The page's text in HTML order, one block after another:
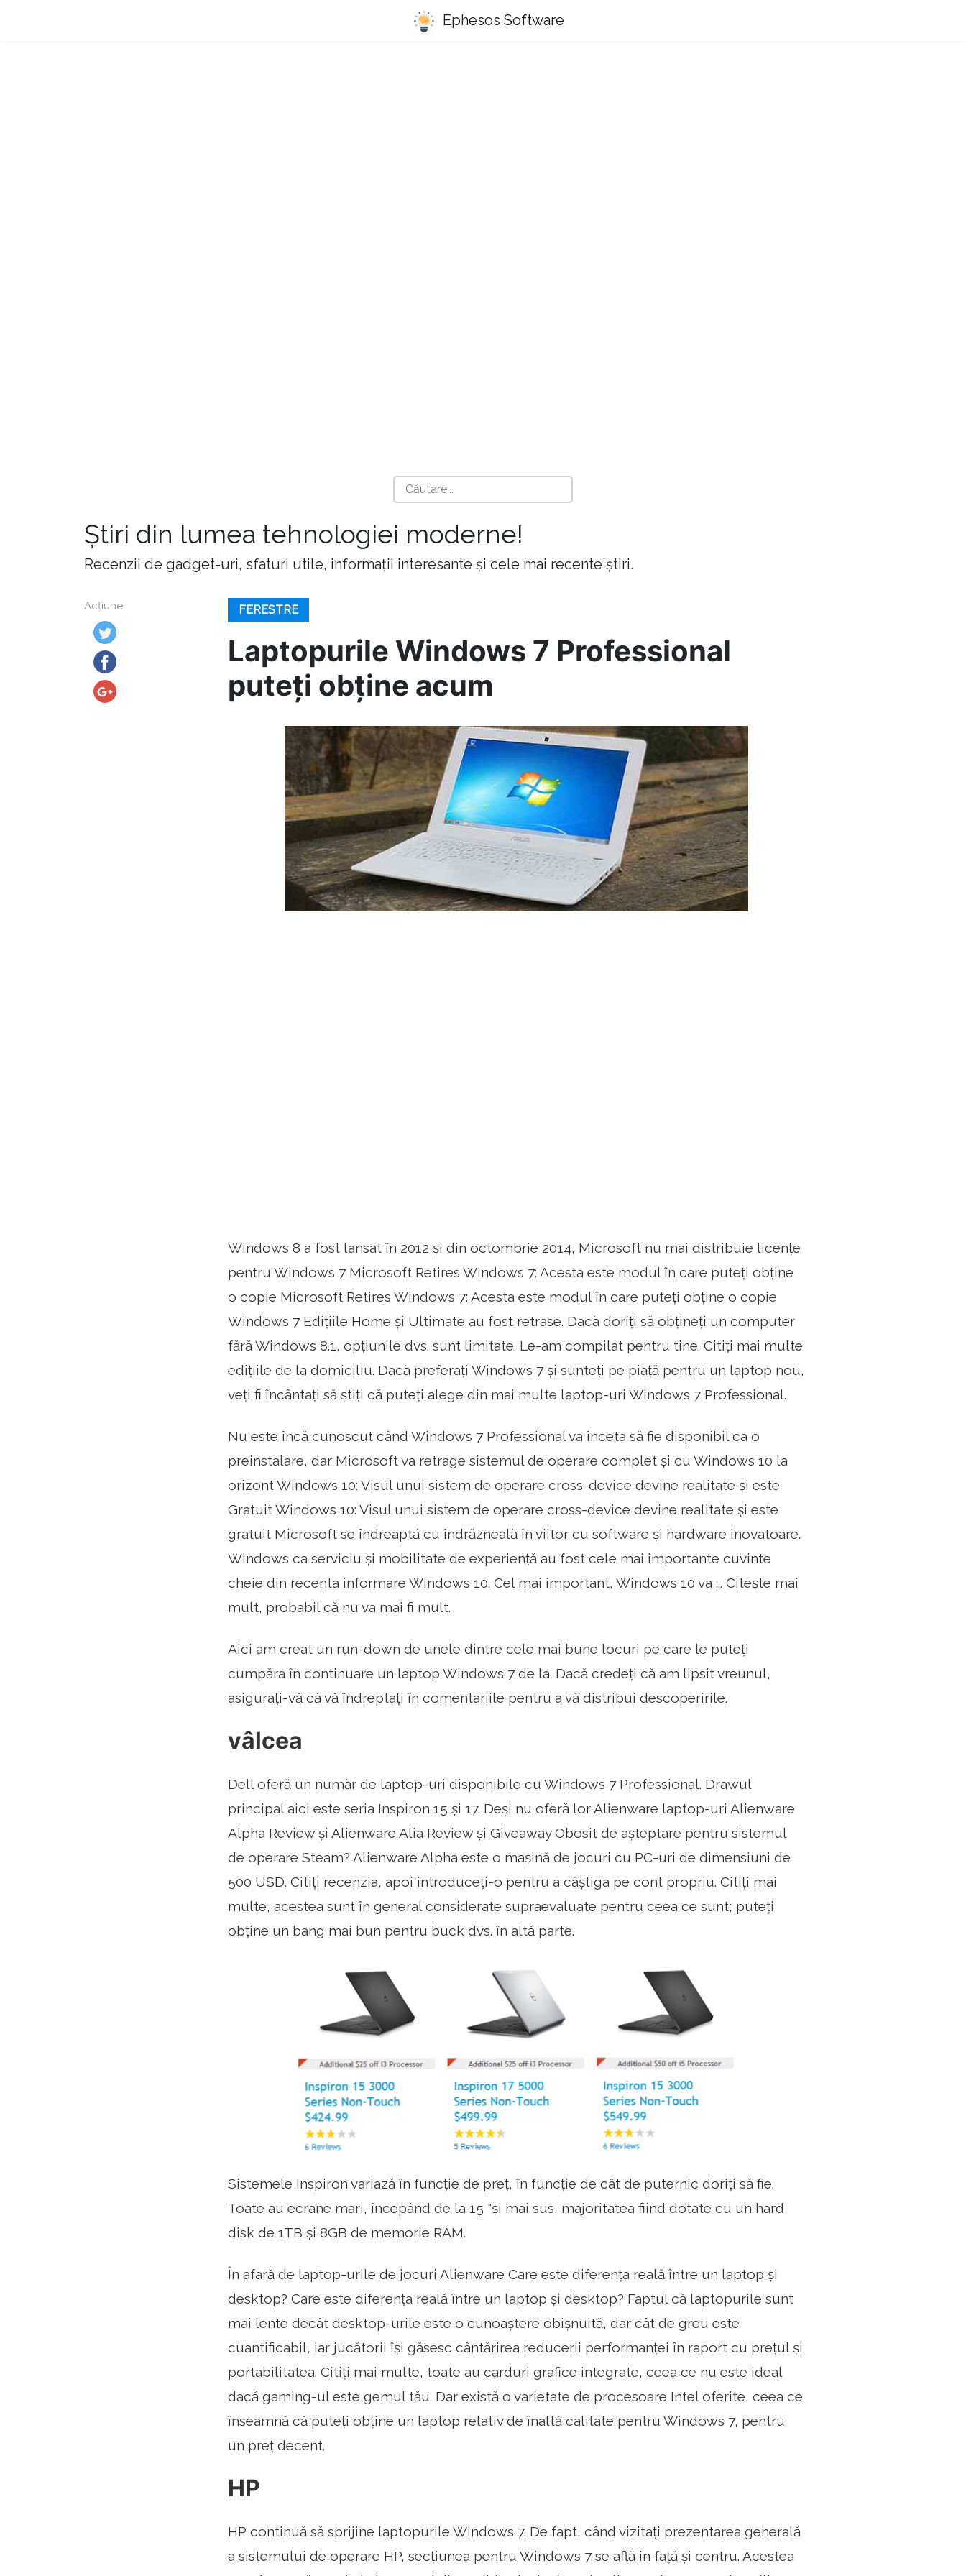
Ephesos Software
Știri din lumea tehnologiei moderne!
Recenzii de gadget-uri, sfaturi utile, informații interesante și cele mai recente știri.
Acțiune: FERESTRE
Laptopurile Windows 7 Professional
puteți obține acum
Windows 8 a fost lansat în 2012 și din octombrie 2014, Microsoft nu mai distribuie licențe
pentru Windows 7 Microsoft Retires Windows 7: Acesta este modul în care puteți obține
o copie Microsoft Retires Windows 7: Acesta este modul în care puteți obține o copie
Windows 7 Edițiile Home și Ultimate au fost retrase. Dacă doriți să obțineți un computer
fără Windows 8.1, opțiunile dvs. sunt limitate. Le-am compilat pentru tine. Citiți mai multe
edițiile de la domiciliu. Dacă preferați Windows 7 și sunteți pe piață pentru un laptop nou,
veți fi încântați să știți că puteți alege din mai multe laptop-uri Windows 7 Professional.
Nu este încă cunoscut când Windows 7 Professional va înceta să fie disponibil ca o
preinstalare, dar Microsoft va retrage sistemul de operare complet și cu Windows 10 la
orizont Windows 10: Visul unui sistem de operare cross-device devine realitate și este
Gratuit Windows 10: Visul unui sistem de operare cross-device devine realitate și este
gratuit Microsoft se îndreaptă cu îndrăzneală în viitor cu software și hardware inovatoare.
Windows ca serviciu și mobilitate de experiență au fost cele mai importante cuvinte
cheie din recenta informare Windows 10. Cel mai important, Windows 10 va ... Citește mai
mult, probabil că nu va mai fi mult.
Aici am creat un run-down de unele dintre cele mai bune locuri pe care le puteți
cumpăra în continuare un laptop Windows 7 de la. Dacă credeți că am lipsit vreunul,
asigurați-vă că vă îndreptați în comentariile pentru a vă distribui descoperirile.
vâlcea
Dell oferă un număr de laptop-uri disponibile cu Windows 7 Professional. Drawul
principal aici este seria Inspiron 15 și 17. Deși nu oferă lor Alienware laptop-uri Alienware
Alpha Review și Alienware Alia Review și Giveaway Obosit de așteptare pentru sistemul
de operare Steam? Alienware Alpha este o mașină de jocuri cu PC-uri de dimensiuni de
500 USD. Citiți recenzia, apoi introduceți-o pentru a câștiga pe cont propriu. Citiți mai
multe, acestea sunt în general considerate supraevaluate pentru ceea ce sunt; puteți
obține un bang mai bun pentru buck dvs. în altă parte.
Sistemele Inspiron variază în funcție de preț, în funcție de cât de puternic doriți să fie.
Toate au ecrane mari, începând de la 15 "și mai sus, majoritatea fiind dotate cu un hard
disk de 1TB și 8GB de memorie RAM.
În afară de laptop-urile de jocuri Alienware Care este diferența reală între un laptop și
desktop? Care este diferența reală între un laptop și desktop? Faptul că laptopurile sunt
mai lente decât desktop-urile este o cunoaștere obișnuită, dar cât de greu este
cuantificabil, iar jucătorii își găsesc cântărirea reducerii performanței în raport cu prețul și
portabilitatea. Citiți mai multe, toate au carduri grafice integrate, ceea ce nu este ideal
dacă gaming-ul este gemul tău. Dar există o varietate de procesoare Intel oferite, ceea ce
înseamnă că puteți obține un laptop relativ de înaltă calitate pentru Windows 7, pentru
un preț decent.
HP
HP continuă să sprijine laptopurile Windows 7. De fapt, când vizitați prezentarea generală
a sistemului de operare HP, secțiunea pentru Windows 7 se află în față și centru. Acestea